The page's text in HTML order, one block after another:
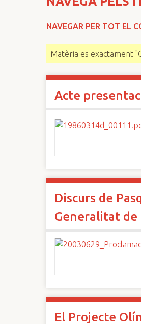
NAVEGAR PER TOT EL
Matèria es exactament
Acte
Discurs de
Generalitat de
El Projecte